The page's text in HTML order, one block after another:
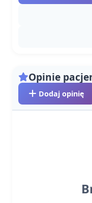
Opinie
Dodaj opinię